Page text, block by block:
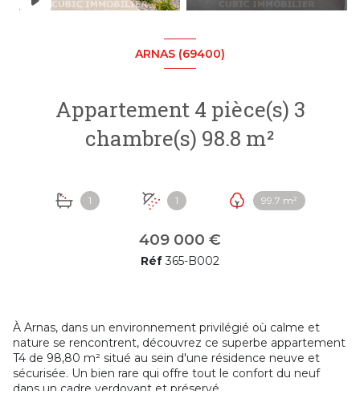
ARNAS (69400)
Appartement 4 pièce(s) 3
chambre(s) 98.8 m²
1 1 99.7 m²
409 000 €
Réf365-B002
À Arnas, dans un environnement privilégié où calme et
nature se rencontrent, découvrez ce superbe appartement
T4 de 98,80 m² situé au sein d'une résidence neuve et
sécurisée. Un bien rare qui offre tout le confort du neuf
dans un cadre verdoyant et préservé.